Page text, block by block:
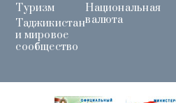
Туризм
Таджикистан
и мировое
сообщество
Национальная
валюта